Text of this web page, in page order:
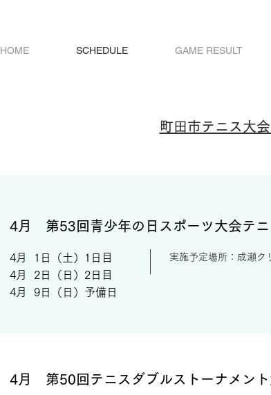
HOME SCHEDULE GAME RESULT
町田市テニス大
4月 第53回青少年の日スポーツ大会テニ
4月 1日（土）1日目
4月 2日（日）2日目
​4月 9日（日）予備日
実施予定場所：成瀬ク
4月 第50回テニスダブルストーナメン